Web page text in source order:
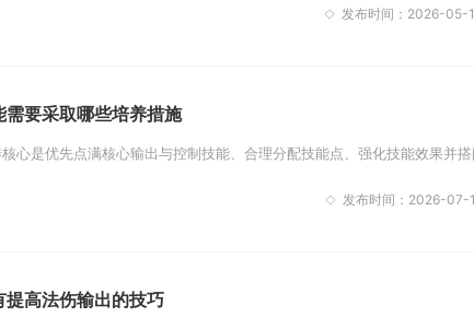
发布时间：2026-05-
要采取哪些培养措施
心是优先点满核心输出与控制技能、合理分配技能点、强化技能效果并
发布时间：2026-07-
高法伤输出的技巧